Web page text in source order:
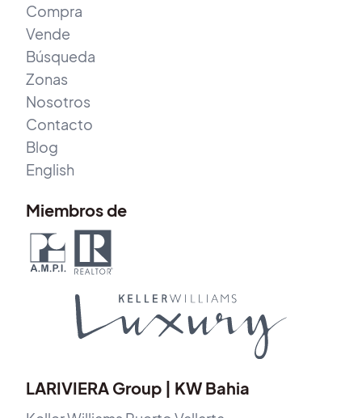
Compra
Vende
Búsqueda
Zonas
Nosotros
Contacto
Blog
English
Miembros de
LARIVIERA Group | KW Bahia